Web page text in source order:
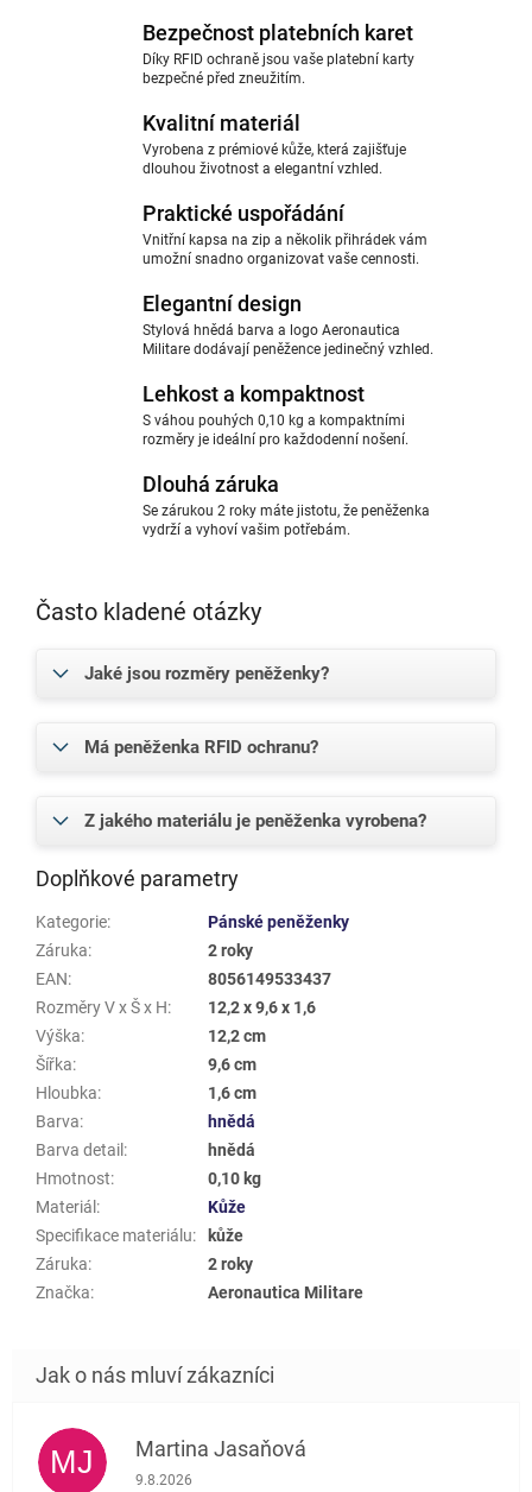
Bezpečnost platebních karet
Díky RFID ochraně jsou vaše platební karty
bezpečné před zneužitím.
Kvalitní materiál
Vyrobena z prémiové kůže, která zajišťuje
dlouhou životnost a elegantní vzhled.
Praktické uspořádání
Vnitřní kapsa na zip a několik přihrádek vám
umožní snadno organizovat vaše cennosti.
Elegantní design
Stylová hnědá barva a logo Aeronautica
Militare dodávají peněžence jedinečný vzhled.
Lehkost a kompaktnost
S váhou pouhých 0,10 kg a kompaktními
rozměry je ideální pro každodenní nošení.
Dlouhá záruka
Se zárukou 2 roky máte jistotu, že peněženka
vydrží a vyhoví vašim potřebám.
Často kladené otázky
Jaké jsou rozměry peněženky?
Má peněženka RFID ochranu?
Z jakého materiálu je peněženka vyrobena?
Doplňkové parametry
Kategorie:
Pánské peněženky
Záruka:
2 roky
EAN:
8056149533437
Rozměry V x Š x H:
12,2 x 9,6 x 1,6
Výška:
12,2 cm
Šířka:
9,6 cm
Hloubka:
1,6 cm
Barva:
hnědá
Barva detail :
hnědá
Hmotnost:
0,10 kg
Materiál :
Kůže
Specifikace materiálu:
kůže
Záruka:
2 roky
Značka: Aeronautica Militare
MJ Martina Jasaňová
Hodnocení obchodu je 5 z 5 hvězdiček.
9.8.2026